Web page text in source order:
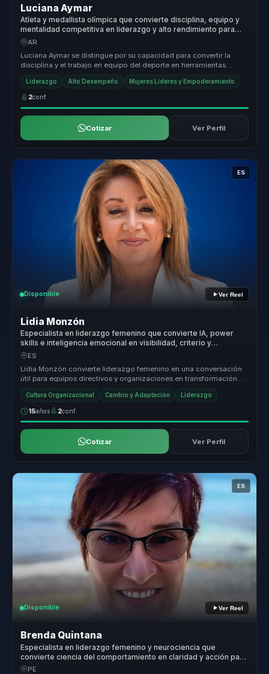
Luciana Aymar
Atleta y medallista olímpica que convierte disciplina, equipo y
mentalidad competitiva en liderazgo y alto rendimiento para
organizaciones.
AR
Luciana Aymar se distingue por su capacidad para convertir la
disciplina y el trabajo en equipo del deporte en herramientas
poderosas par...
Liderazgo Alto Desempeño Mujeres Líderes y Empoderamiento
2conf.
Cotizar Ver Perfil
ES
Disponible Ver Reel
Lidia Monzón
Especialista en liderazgo femenino que convierte IA, power
skills e inteligencia emocional en visibilidad, criterio y
crecimiento para mujeres líderes.
ES
Lidia Monzón convierte liderazgo femenino en una conversación
útil para equipos directivos y organizaciones en transformación.
Conecta IA...
Cultura Organizacional Cambio y Adaptación Liderazgo
15años 2conf.
Cotizar Ver Perfil
ES
Disponible Ver Reel
Brenda Quintana
Especialista en liderazgo femenino y neurociencia que
convierte ciencia del comportamiento en claridad y acción para
mujeres líderes y equipos.
PE